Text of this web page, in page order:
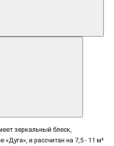
зеркальный блеск,
и рассчитан на 7,5 - 11 м³